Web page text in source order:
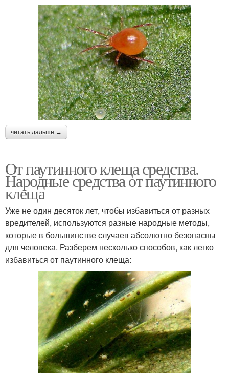
читать дальше →
От паутинного клеща средства.
Народные средства от паутинного
клеща
Уже не один десяток лет, чтобы избавиться от разных
вредителей, используются разные народные методы,
которые в большинстве случаев абсолютно безопасны
для человека. Разберем несколько способов, как легко
избавиться от паутинного клеща: